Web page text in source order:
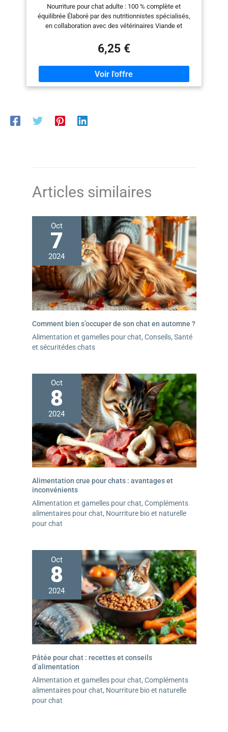
Nourriture pour chat adulte : 100 % complète et
équilibrée Élaboré par des nutritionnistes spécialisés,
en collaboration avec des vétérinaires Viande et
dérivés d’origine animale consommables par les
humains) Prébiotiques naturels pour faciliter la
digestion Biotine et zinc pour une peau et un pelage
sains Vitamine D pour des os forts Sans arômes
artificiels, colorants ni conservateurs. Sans soja, blé ni
6,25 €
Articles similaires
Oct
7
2024
Comment bien s’occuper de son chat en automne ?
Alimentation et gamelles pour chat, Conseils, Santé
et sécuritédes chats
Oct
8
2024
Alimentation crue pour chats : avantages et
inconvénients
Alimentation et gamelles pour chat, Compléments
alimentaires pour chat, Nourriture bio et naturelle
pour chat
Oct
8
2024
Pâtée pour chat : recettes et conseils
d’alimentation
Alimentation et gamelles pour chat, Compléments
alimentaires pour chat, Nourriture bio et naturelle
pour chat